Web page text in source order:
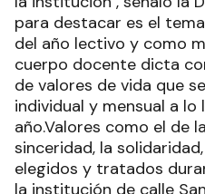
para destacar es el
del año lectivo y como
cuerpo docente dicta
de valores de vida que
individual y mensual a
año.Valores como el de
sinceridad, la
elegidos y tratados
la institución de calle